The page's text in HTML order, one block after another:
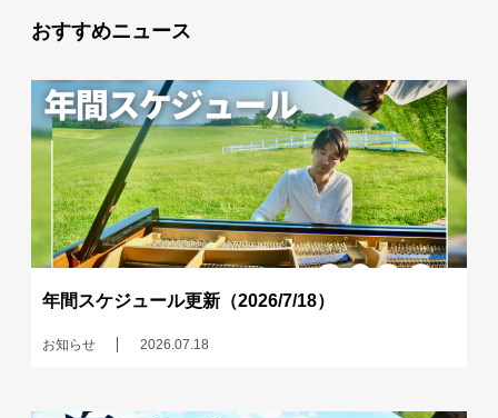
おすすめニュース
年間スケジュール更新（2026/7/18）
お知らせ 2026.07.18